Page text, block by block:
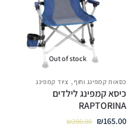
Out of stock
כסאות קמפינג וחוף, ציוד קמפינג
כיסא קמפינג לילדים
RAPTORINA
₪200.00 ₪165.00